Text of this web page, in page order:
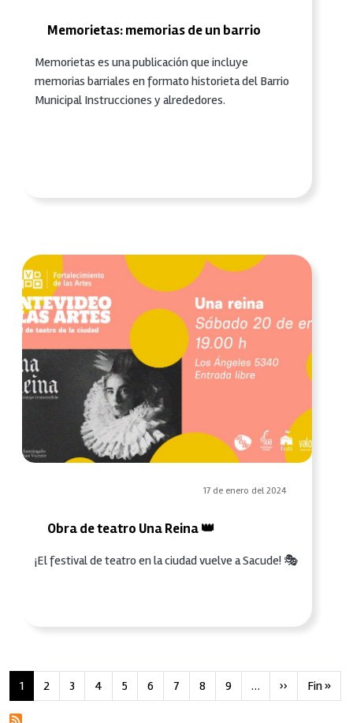
Memorietas: memorias de un barrio
Memorietas es una publicación que incluye
memorias barriales en formato historieta del Barrio
Municipal Instrucciones y alrededores.
17 de enero del 2024
Obra de teatro Una Reina 👑
¡El festival de teatro en la ciudad vuelve a Sacude! 🎭
Paginación
1 2 3 4 5 6 7 8 9 … ›› Siguiente
Fin »